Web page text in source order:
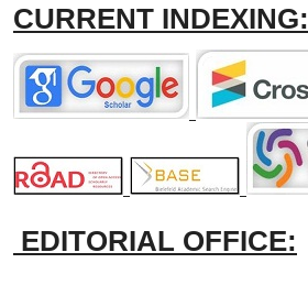
CURRENT INDEXING:
EDITORIAL OFFICE: